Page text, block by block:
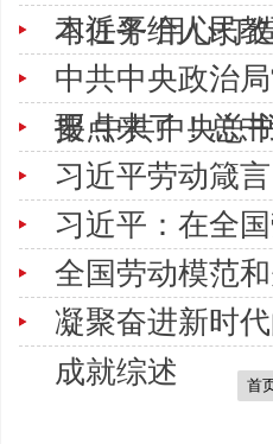
本任务 用心打
习近平给人民
中共中央政治
报 中共中央总
要点来了！总
习近平劳动箴
习近平：在全
全国劳动模范
凝聚奋进新时
成就综述 首